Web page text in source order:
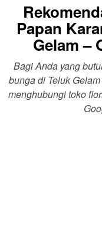
Papan
Gelam –
Bagi Anda yang
bunga di Teluk
menghubungi toko